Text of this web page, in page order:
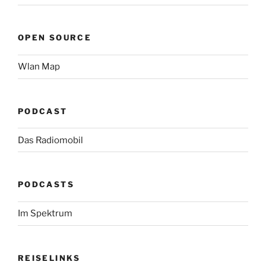
OPEN SOURCE
Wlan Map
PODCAST
Das Radiomobil
PODCASTS
Im Spektrum
REISELINKS